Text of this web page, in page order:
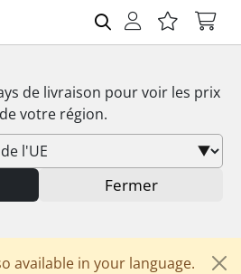
de livraison pour voir les prix
de votre région.
Fermer
available in your language.